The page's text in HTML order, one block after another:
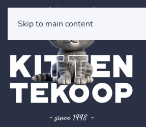
Skip to main content